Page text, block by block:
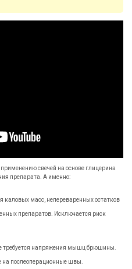
свечей на основе глицерина
препарата. А именно:
каловых масс, непереваренных остатков
препаратов. Исключается риск
требуется напряжения мышц брюшины.
на послеоперационные швы.